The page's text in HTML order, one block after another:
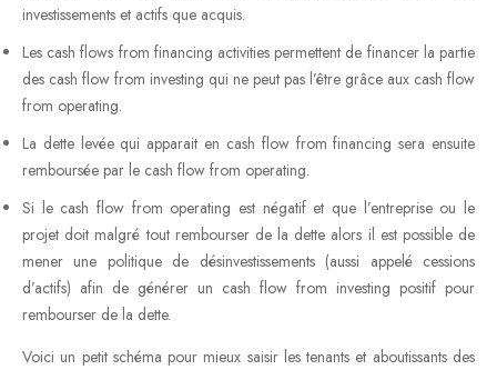
investissements et actifs que acquis.
Les cash flows from financing activities permettent de financer la partie
des cash flow from investing qui ne peut pas l’être grâce aux cash flow
from operating.
La dette levée qui apparait en cash flow from financing sera ensuite
remboursée par le cash flow from operating.
Si le cash flow from operating est négatif et que l’entreprise ou le
projet doit malgré tout rembourser de la dette alors il est possible de
mener une politique de désinvestissements (aussi appelé cessions
d’actifs) afin de générer un cash flow from investing positif pour
rembourser de la dette.
Voici un petit schéma pour mieux saisir les tenants et aboutissants des